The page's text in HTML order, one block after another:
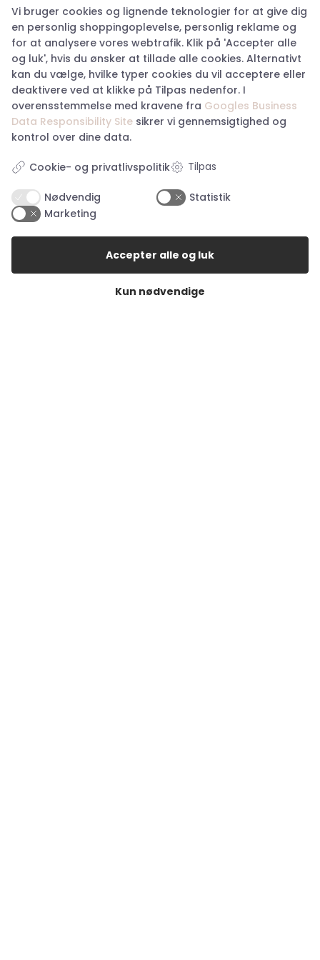
Find din næste jakke og løft din garderobe med både
funktion og mode!
Find os her
Storegade 2, 6100 Haderslev
Tlf: 28 83 90 33
haderslev@happyhunting.dk
Storetorv 2A, 6200 Aabenraa
Tlf: 60 17 41 84
aabenraa@happyhunting.dk
Kundeservice
Vi bruger cookies og lignende teknologier for at give dig
en personlig shoppingoplevelse, personlig reklame og
for at analysere vores webtrafik. Klik på 'Accepter alle
og luk', hvis du ønsker at tillade alle cookies. Alternativt
kan du vælge, hvilke typer cookies du vil acceptere eller
deaktivere ved at klikke på Tilpas nedenfor. I
overensstemmelse med kravene fra Googles Business
Data Responsibility Site sikrer vi gennemsigtighed og
kontrol over dine data.
Cookie- og privatlivspolitik Tilpas
Nødvendig
Statistik
Marketing
Kun nødvendige
Accepter alle og luk